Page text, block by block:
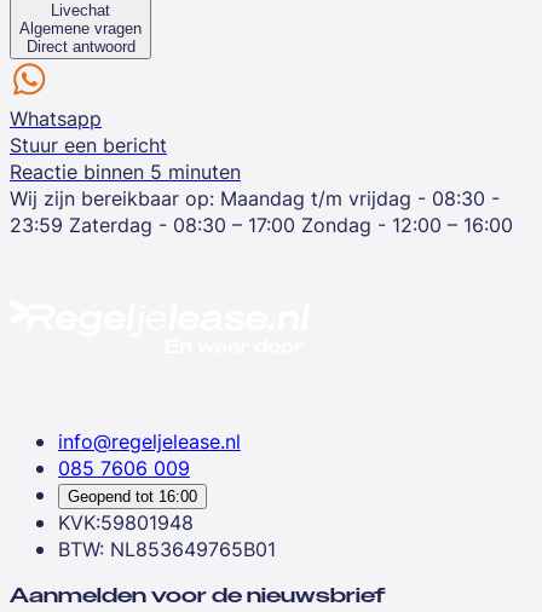
Livechat
Algemene vragen
Direct antwoord
Whatsapp
Stuur een bericht
Reactie binnen 5 minuten
Wij zijn bereikbaar op: Maandag t/m vrijdag - 08:30 -
23:59 Zaterdag - 08:30 – 17:00 Zondag - 12:00 – 16:00
info@regeljelease.nl
085 7606 009
Geopend tot 16:00
KVK:59801948
BTW: NL853649765B01
Aanmelden voor de nieuwsbrief